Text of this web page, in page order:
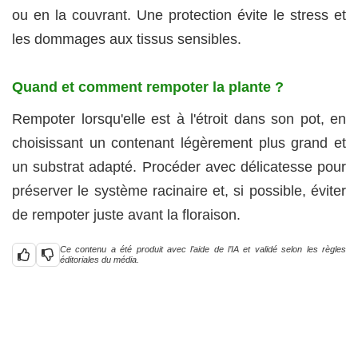
ou en la couvrant. Une protection évite le stress et
les dommages aux tissus sensibles.
Quand et comment rempoter la plante ?
Rempoter lorsqu'elle est à l'étroit dans son pot, en
choisissant un contenant légèrement plus grand et
un substrat adapté. Procéder avec délicatesse pour
préserver le système racinaire et, si possible, éviter
de rempoter juste avant la floraison.
Ce contenu a été produit avec l’aide de l’IA et validé selon les règles
éditoriales du média.